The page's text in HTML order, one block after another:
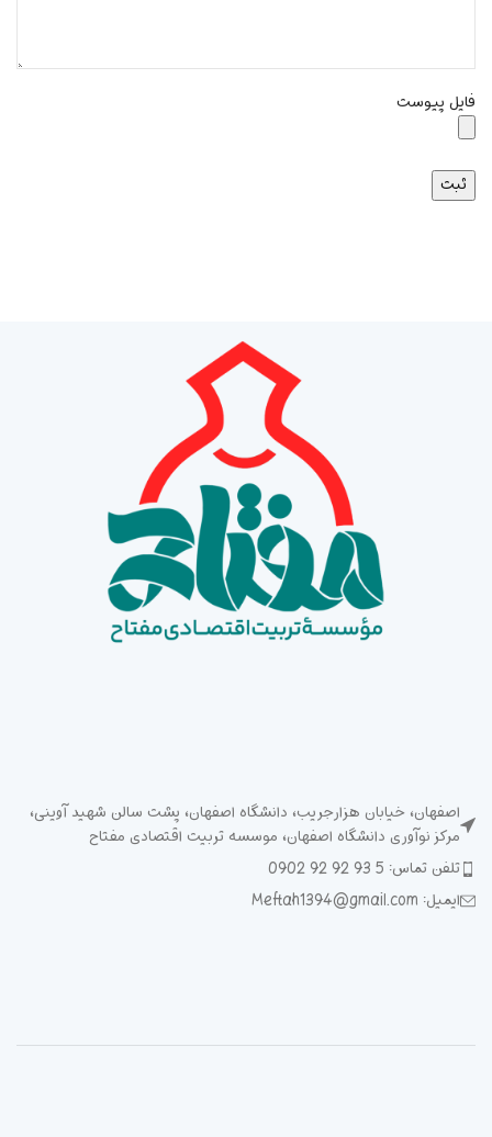
فایل پیوست
اصفهان، خیابان هزارجریب، دانشگاه اصفهان، پشت سالن شهید آوینی،
مرکز نوآوری دانشگاه اصفهان، موسسه تربیت اقتصادی مفتاح
تلفن تماس: 5 93 92 92 0902
ایمیل: Meftah1394@gmail.com